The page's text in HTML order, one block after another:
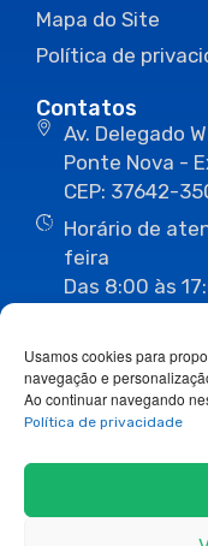
Usamos cookies para
navegação e
Ao continuar navegando
Política de privacidade
Mapa do Site
Política de
Contatos
Av. Delegado
Ponte Nova -
CEP: 37642-
Horário de
feira
Das 8:00 às
(35) 3435-1112
Siga-nos: